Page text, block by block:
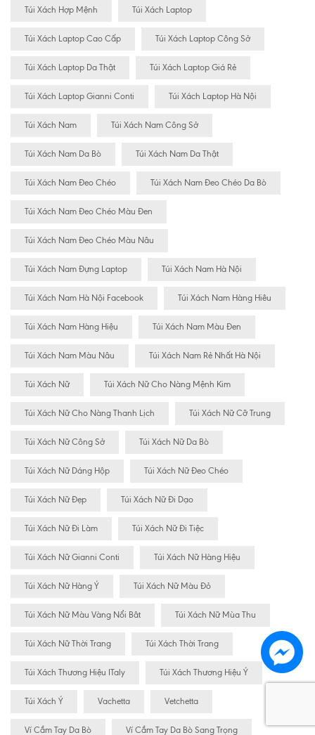
Túi Xách Hợp Mệnh Túi Xách Laptop
Túi Xách Laptop Cao Cấp Túi Xách Laptop Công Sở
Túi Xách Laptop Da Thật Túi Xách Laptop Giá Rẻ
Túi Xách Laptop Gianni Conti Túi Xách Laptop Hà Nội
Túi Xách Nam Túi Xách Nam Công Sở
Túi Xách Nam Da Bò Túi Xách Nam Da Thật
Túi Xách Nam Đeo Chéo Túi Xách Nam Đeo Chéo Da Bò
Túi Xách Nam Đeo Chéo Màu Đen
Túi Xách Nam Đeo Chéo Màu Nâu
Túi Xách Nam Đựng Laptop Túi Xách Nam Hà Nội
Túi Xách Nam Hà Nội Facebook Túi Xách Nam Hàng Hiêu
Túi Xách Nam Hàng Hiệu Túi Xách Nam Màu Đen
Túi Xách Nam Màu Nâu Túi Xách Nam Rẻ Nhất Hà Nội
Túi Xách Nữ Túi Xách Nữ Cho Nàng Mệnh Kim
Túi Xách Nữ Cho Nàng Thanh Lịch Túi Xách Nữ Cỡ Trung
Túi Xách Nữ Công Sở Túi Xách Nữ Da Bò
Túi Xách Nữ Dáng Hộp Túi Xách Nữ Đeo Chéo
Túi Xách Nữ Đẹp Túi Xách Nữ Đi Dạo
Túi Xách Nữ Đi Làm Túi Xách Nữ Đi Tiệc
Túi Xách Nữ Gianni Conti Túi Xách Nữ Hàng Hiệu
Túi Xách Nữ Hàng Ý Túi Xách Nữ Màu Đỏ
Túi Xách Nữ Màu Vàng Nổi Bât Túi Xách Nữ Mùa Thu
Túi Xách Nữ Thời Trang Túi Xách Thời Trang
Túi Xách Thương Hiệu ITaly Túi Xách Thương Hiệu Ý
Túi Xách Ý Vachetta Vetchetta
Ví Cầm Tay Da Bò Ví Cầm Tay Da Bò Sang Trọng